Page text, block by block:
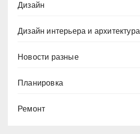
Дизайн
Дизайн интерьера и архитектура
Новости разные
Планировка
Ремонт